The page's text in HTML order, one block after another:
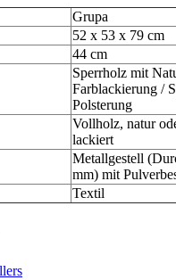
Grupa
52 x 53 x 79 cm
44 cm
Sperrholz mit
Farblackierung /
Polsterung
Vollholz, natur
lackiert
Metallgestell
mm) mit
Textil